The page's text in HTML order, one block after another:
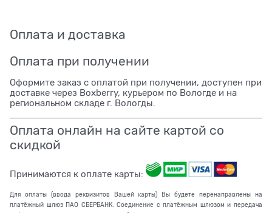
Оплата и доставка
Оплата при получении
Оформите заказ с оплатой при получении, доступен при
доставке через Boxberry, курьером по Вологде и на
региональном складе г. Вологды.
Оплата онлайн на сайте картой со
скидкой
Принимаются к оплате карты:
Для оплаты (ввода реквизитов Вашей карты) Вы будете перенаправлены на
платёжный шлюз ПАО СБЕРБАНК. Соединение с платёжным шлюзом и передача